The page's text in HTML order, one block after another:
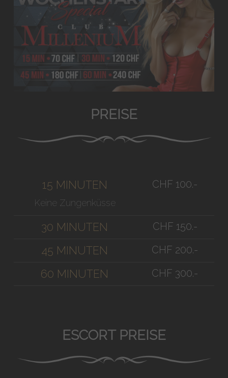
PREISE
15 MINUTEN
Keine Zungenküsse
CHF 100.-
30 MINUTEN CHF 150.-
45 MINUTEN CHF 200.-
60 MINUTEN CHF 300.-
ESCORT PREISE